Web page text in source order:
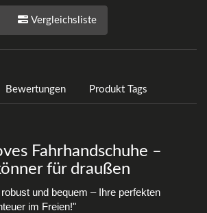
Vergleichsliste
Bewertungen Produkt Tags
Fahrhandschuhe –
für draußen
und bequem – Ihre perfekten
im Freien!"